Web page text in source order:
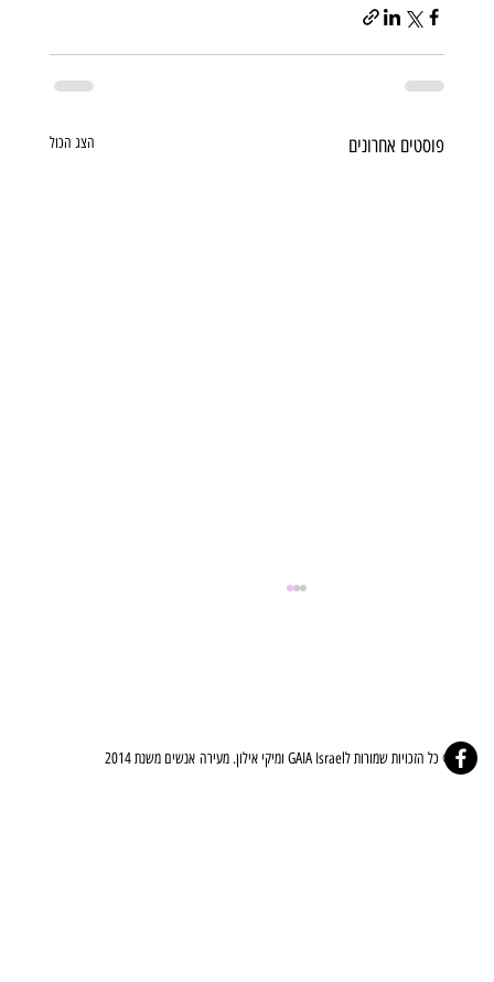
פוסטים אחרונים הצג הכול
© כל הזכויות שמורות לGAIA Israel ומיקי אילון. מעירה אנשים משנת 2014